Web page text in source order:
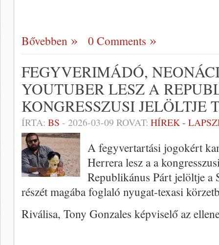
Bővebben 0 Comments
FEGYVERIMÁDÓ,
YOUTUBER LESZ A
KONGRESSZUSI JELÖLTJE
ÍRTA: BS - 2026-03-09 ROVAT: HÍREK -
A fegyvertartási jogokért
Herrera lesz a a
Republikánus Párt jelöltje a
részét magába foglaló nyugat-texasi
Riválisa, Tony Gonzales képviselő az